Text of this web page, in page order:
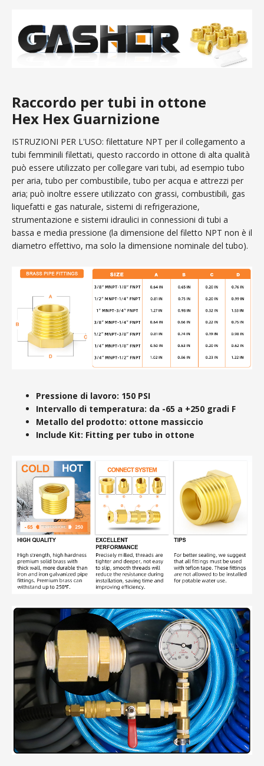
Raccordo per tubi in ottone
Hex Hex Guarnizione
ISTRUZIONI PER L'USO: filettature NPT per il collegamento a
tubi femminili filettati, questo raccordo in ottone di alta qualità
può essere utilizzato per collegare vari tubi, ad esempio tubo
per aria, tubo per combustibile, tubo per acqua e attrezzi per
aria; può inoltre essere utilizzato con grassi, combustibili, gas
liquefatti e gas naturale, sistemi di refrigerazione,
strumentazione e sistemi idraulici in connessioni di tubi a
bassa e media pressione (la dimensione del filetto NPT non è il
diametro effettivo, ma solo la dimensione nominale del tubo).
Pressione di lavoro: 150 PSI
Intervallo di temperatura: da -65 a +250 gradi F
Metallo del prodotto: ottone massiccio
Include Kit: Fitting per tubo in ottone